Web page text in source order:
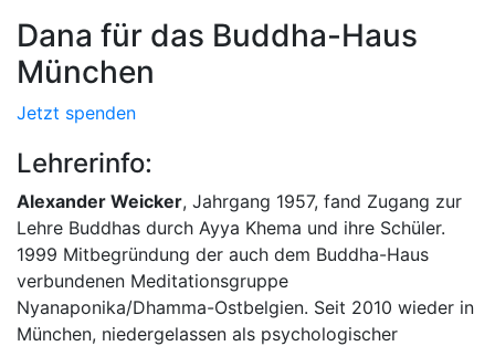
Dana für das Buddha-Haus
München
Jetzt spenden
Lehrerinfo:
Alexander Weicker, Jahrgang 1957, fand Zugang zur
Lehre Buddhas durch Ayya Khema und ihre Schüler.
1999 Mitbegründung der auch dem Buddha-Haus
verbundenen Meditationsgruppe
Nyanaponika/Dhamma-Ostbelgien. Seit 2010 wieder in
München, niedergelassen als psychologischer